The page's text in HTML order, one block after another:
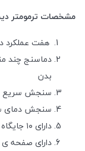
مشخصات ترمومتر
هفت عملکرد
دماسنج چند
بدن
سنجش سریع
سنجش دمای
دارای ۱۰ جایگاه حافظه
دارای صفحه